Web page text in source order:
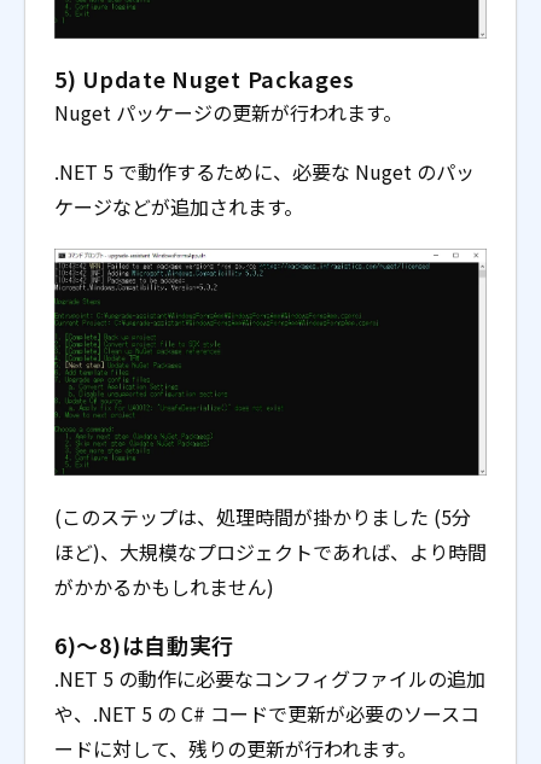
5) Update Nuget Packages
Nuget パッケージの更新が行われます。
.NET 5 で動作するために、必要な Nuget のパッ
ケージなどが追加されます。
(このステップは、処理時間が掛かりました (5分
ほど)、大規模なプロジェクトであれば、より時間
がかかるかもしれません)
6)～8)は自動実行
.NET 5 の動作に必要なコンフィグファイルの追加
や、.NET 5 の C# コードで更新が必要のソースコ
ードに対して、残りの更新が行われます。